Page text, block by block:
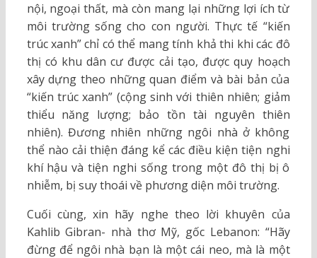
nội, ngoại thất, mà còn mang lại những lợi ích từ
môi trường sống cho con người. Thực tế “kiến
trúc xanh” chỉ có thể mang tính khả thi khi các đô
thị có khu dân cư được cải tạo, được quy hoạch
xây dựng theo những quan điểm và bài bản của
“kiến trúc xanh” (cộng sinh với thiên nhiên; giảm
thiểu năng lượng; bảo tồn tài nguyên thiên
nhiên). Đương nhiên những ngôi nhà ở không
thể nào cải thiện đáng kể các điều kiện tiện nghi
khí hậu và tiện nghi sống trong một đô thị bị ô
nhiễm, bị suy thoái về phương diện môi trường.
Cuối cùng, xin hãy nghe theo lời khuyên của
Kahlib Gibran- nhà thơ Mỹ, gốc Lebanon: “Hãy
đừng để ngôi nhà bạn là một cái neo, mà là một